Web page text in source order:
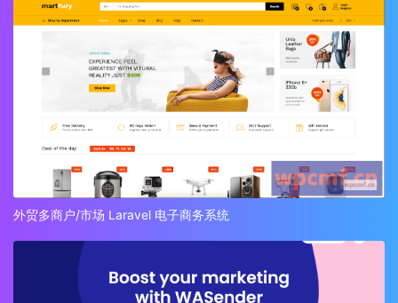
外贸多商户/市场 Laravel 电子商务系统